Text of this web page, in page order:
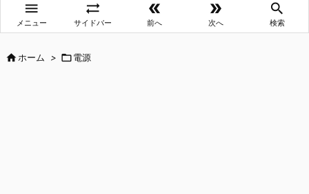

メニュー

サイドバー

前へ

次へ

検索
ホーム > 電源